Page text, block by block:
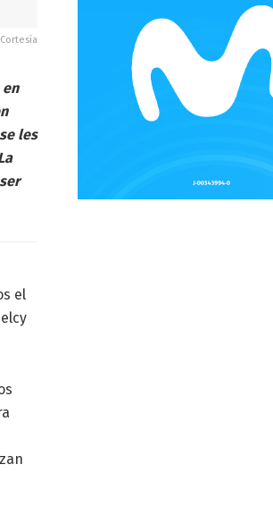
Cortesía
les
el